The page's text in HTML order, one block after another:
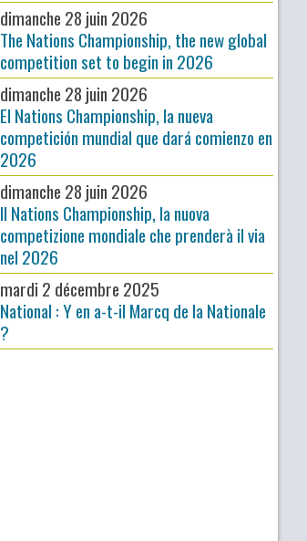
dimanche 28 juin 2026
The Nations Championship, the new global
competition set to begin in 2026
dimanche 28 juin 2026
El Nations Championship, la nueva
competición mundial que dará comienzo en
2026
dimanche 28 juin 2026
Il Nations Championship, la nuova
competizione mondiale che prenderà il via
nel 2026
mardi 2 décembre 2025
National : Y en a-t-il Marcq de la Nationale
?